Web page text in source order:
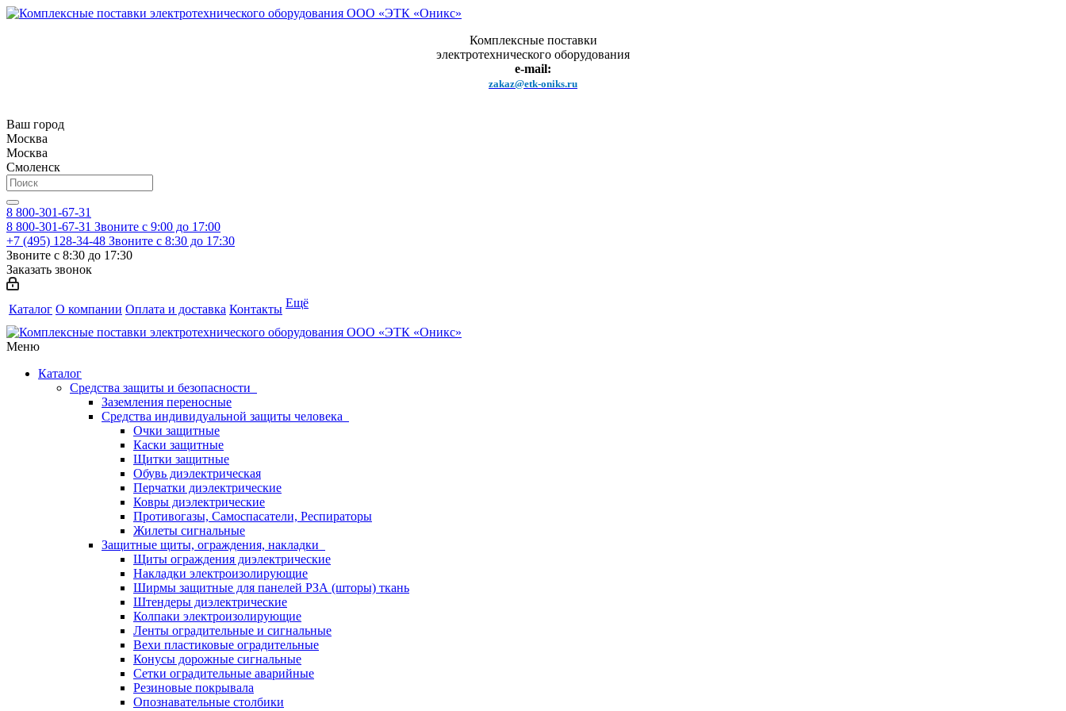
Комплексные поставки
электротехнического оборудования
e-mail:
zakaz@etk-oniks.ru
Ваш город
Москва
Москва
Смоленск
8 800-301-67-31
8 800-301-67-31 Звоните с 9:00 до 17:00
+7 (495) 128-34-48 Звоните с 8:30 до 17:30
Звоните с 8:30 до 17:30
Заказать звонок
Каталог О компании Оплата и доставка Контакты Ещё
Меню
Каталог
Средства защиты и безопасности
Заземления переносные
Средства индивидуальной защиты человека
Очки защитные
Каски защитные
Щитки защитные
Обувь диэлектрическая
Перчатки диэлектрические
Ковры диэлектрические
Противогазы, Самоспасатели, Респираторы
Жилеты сигнальные
Защитные щиты, ограждения, накладки
Щиты ограждения диэлектрические
Накладки электроизолирующие
Ширмы защитные для панелей РЗА (шторы) ткань
Штендеры диэлектрические
Колпаки электроизолирующие
Ленты оградительные и сигнальные
Вехи пластиковые оградительные
Конусы дорожные сигнальные
Сетки оградительные аварийные
Резиновые покрывала
Опознавательные столбики